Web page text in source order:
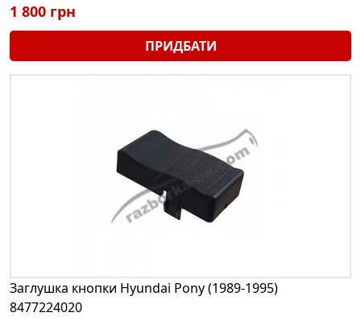
1 800 грн
ПРИДБАТИ
Заглушка кнопки Hyundai Pony (1989-1995)
8477224020